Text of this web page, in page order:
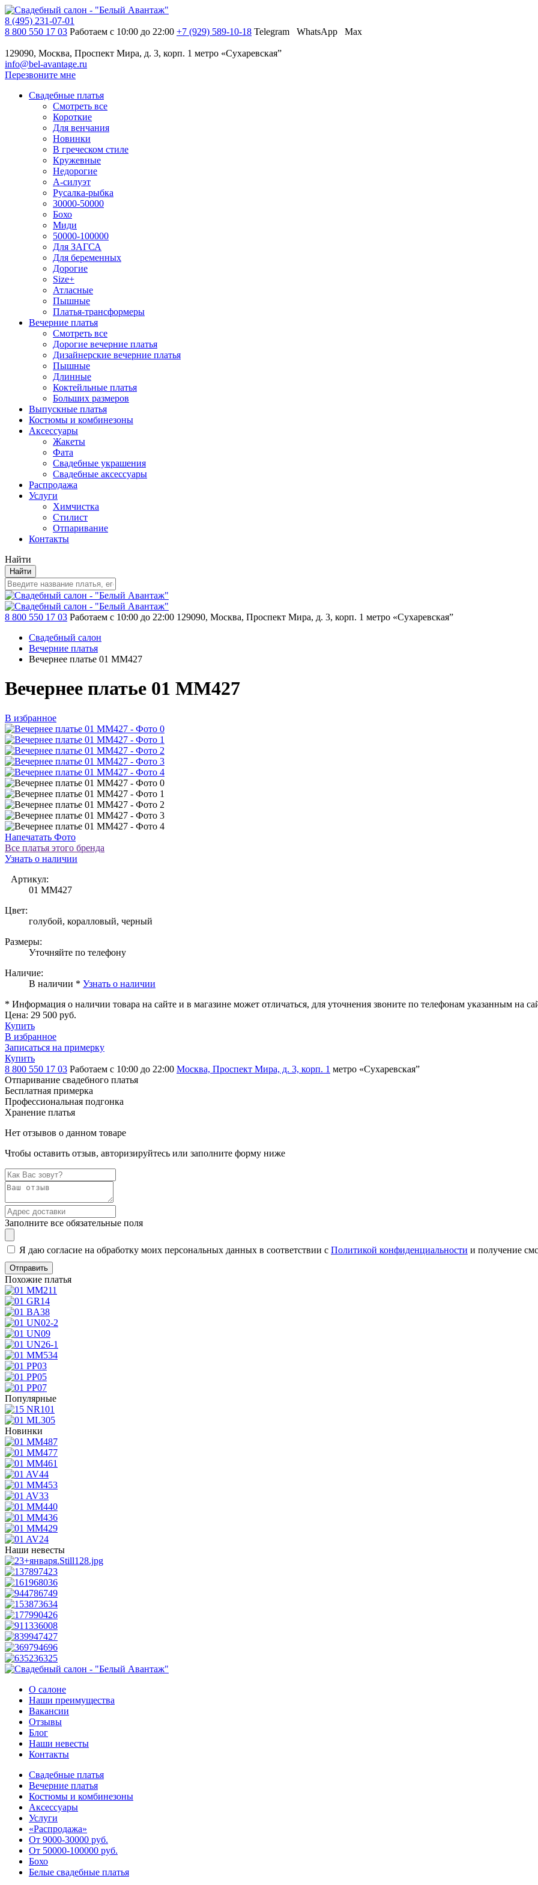
8 (495) 231-07-01
8 800 550 17 03 Работаем с 10:00 до 22:00 +7 (929) 589-10-18 Telegram WhatsApp Max
129090, Москва, Проспект Мира, д. 3, корп. 1 метро «Сухаревская”
info@bel-avantage.ru
Перезвоните мне
Свадебные платья
Смотреть все
Короткие
Для венчания
Новинки
В греческом стиле
Кружевные
Недорогие
А-силуэт
Русалка-рыбка
30000-50000
Бохо
Миди
50000-100000
Для ЗАГСА
Для беременных
Дорогие
Size+
Атласные
Пышные
Платья-трансформеры
Вечерние платья
Смотреть все
Дорогие вечерние платья
Дизайнерские вечерние платья
Пышные
Длинные
Коктейльные платья
Больших размеров
Выпускные платья
Костюмы и комбинезоны
Аксессуары
Жакеты
Фата
Свадебные украшения
Свадебные аксессуары
Распродажа
Услуги
Химчистка
Стилист
Отпаривание
Контакты
Найти
Найти
8 800 550 17 03 Работаем с 10:00 до 22:00 129090, Москва, Проспект Мира, д. 3, корп. 1 метро «Сухаревская”
Свадебный салон
Вечерние платья
Вечернее платье 01 MM427
Вечернее платье 01 MM427
В избранное
Напечатать Фото
Все платья этого бренда
Узнать о наличии
Артикул:
01 MM427
Цвет:
голубой, коралловый, черный
Размеры:
Уточняйте по телефону
Наличие:
В наличии * Узнать о наличии
* Информация о наличии товара на сайте и в магазине может отличаться, для уточнения звоните по телефонам указанным на
Цена: 29 500 руб.
Купить
В избранное
Записаться на примерку
Купить
8 800 550 17 03 Работаем с 10:00 до 22:00 Москва, Проспект Мира, д. 3, корп. 1 метро «Сухаревская”
Отпаривание свадебного платья
Бесплатная примерка
Профессиональная подгонка
Хранение платья
Нет отзывов о данном товаре
Чтобы оставить отзыв, авторизируйтесь или заполните форму ниже
Заполните все обязательные поля
Я даю согласие на обработку моих персональных данных в соответствии с Политикой конфиденциальности и получение
Похожие платья
Популярные
Новинки
Наши невесты
О салоне
Наши преимущества
Вакансии
Отзывы
Блог
Наши невесты
Контакты
Свадебные платья
Вечерние платья
Костюмы и комбинезоны
Аксессуары
Услуги
«Распродажа»
От 9000-30000 руб.
От 50000-100000 руб.
Бохо
Белые свадебные платья